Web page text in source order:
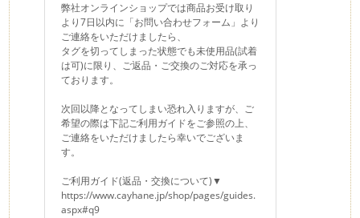
弊社オンラインショップでは商品お受け取り
より7日以内に「お問い合わせフォーム」より
ご連絡をいただけましたら、
タグを切ってしまった状態でも未使用品(試着
は可)に限り、ご返品・ご交換のご対応を承っ
ております。
次回以降となってしまい恐れ入りますが、ご
希望の際は下記ご利用ガイドをご参照の上、
ご連絡をいただけましたら幸いでございま
す。
ご利用ガイド(返品・交換について)▼
https://www.cayhane.jp/shop/pages/guides.
aspx#q9